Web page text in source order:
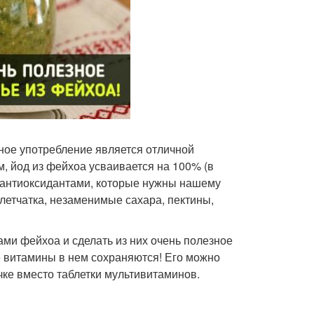
употребление является отличной
из фейхоа усваивается на 100% (в
которые нужны нашему
незаменимые сахара, пектины,
фейхоа и сделать из них очень полезное
витамины в нем сохраняются! Его можно
вместо таблетки мультивитаминов.